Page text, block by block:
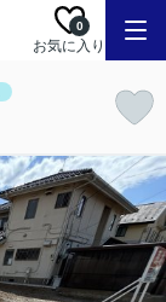
0
お気に入り